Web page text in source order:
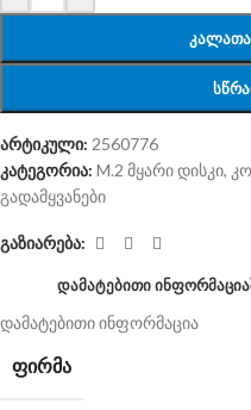
არტიკული: 2560776
კატეგორია: M.2 მყარი დისკი,
გადამყვანები
გაზიარება:
ᲓᲐᲛᲐᲢᲔᲑᲘᲗᲘ ᲘᲜᲤᲝᲠᲛᲐᲪᲘᲐ
დამატებითი ინფორმაცია
ᲤᲘᲠᲛᲐ